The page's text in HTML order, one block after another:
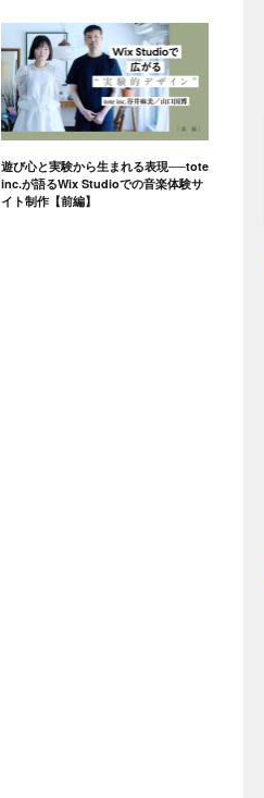
遊び心と実験から生まれる表現──tote
inc.が語るWix Studioでの音楽体験サ
イト制作【前編】